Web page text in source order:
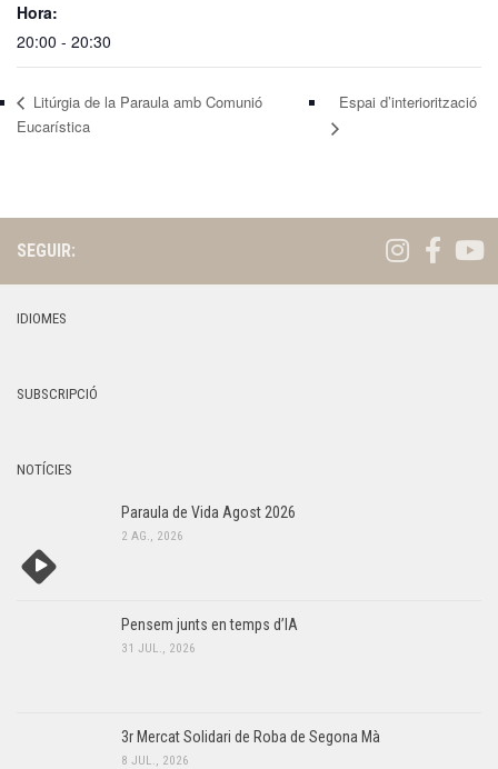
Hora:
20:00 - 20:30
Litúrgia de la Paraula amb Comunió
Eucarística
Espai d’interiorització
SEGUIR:
IDIOMES
SUBSCRIPCIÓ
NOTÍCIES
Paraula de Vida Agost 2026
2 AG., 2026
Pensem junts en temps d’IA
31 JUL., 2026
3r Mercat Solidari de Roba de Segona Mà
8 JUL., 2026